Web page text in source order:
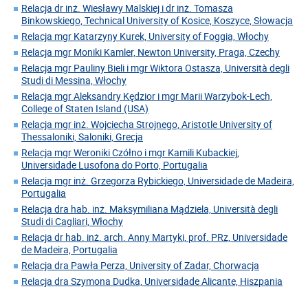
Relacja dr inż. Wiesławy Malskiej i dr inż. Tomasza
Binkowskiego, Technical University of Kosice, Koszyce, Słowacja
Relacja mgr Katarzyny Kurek, University of Foggia, Włochy
Relacja mgr Moniki Kamler, Newton University, Praga, Czechy
Relacja mgr Pauliny Bieli i mgr Wiktora Ostasza, Università degli
Studi di Messina, Włochy
Relacja mgr Aleksandry Kędzior i mgr Marii Warzybok-Lech,
College of Staten Island (USA)
Relacja mgr inż. Wojciecha Strojnego, Aristotle University of
Thessaloniki, Saloniki, Grecja
Relacja mgr Weroniki Czółno i mgr Kamili Kubackiej,
Universidade Lusofona do Porto, Portugalia
Relacja mgr inż. Grzegorza Rybickiego, Universidade de Madeira,
Portugalia
Relacja dra hab. inż. Maksymiliana Mądziela, Università degli
Studi di Cagliari, Włochy
Relacja dr hab. inż. arch. Anny Martyki, prof. PRz, Universidade
de Madeira, Portugalia
Relacja dra Pawła Perza, University of Zadar, Chorwacja
Relacja dra Szymona Dudka, Universidade Alicante, Hiszpania